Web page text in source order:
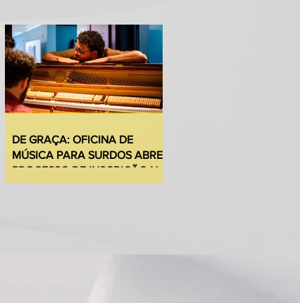
DE GRAÇA: OFICINA DE
MÚSICA PARA SURDOS ABRE
PROCESSO DE INSCRIÇÃO NO
DF